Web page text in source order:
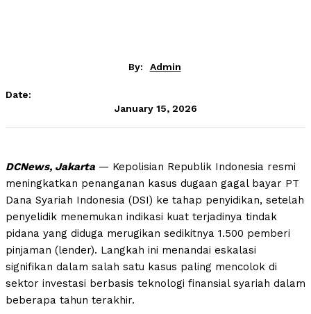
By: Admin
Date:
January 15, 2026
DCNews, Jakarta — Kepolisian Republik Indonesia resmi
meningkatkan penanganan kasus dugaan gagal bayar PT
Dana Syariah Indonesia (DSI) ke tahap penyidikan, setelah
penyelidik menemukan indikasi kuat terjadinya tindak
pidana yang diduga merugikan sedikitnya 1.500 pemberi
pinjaman (lender). Langkah ini menandai eskalasi
signifikan dalam salah satu kasus paling mencolok di
sektor investasi berbasis teknologi finansial syariah dalam
beberapa tahun terakhir.